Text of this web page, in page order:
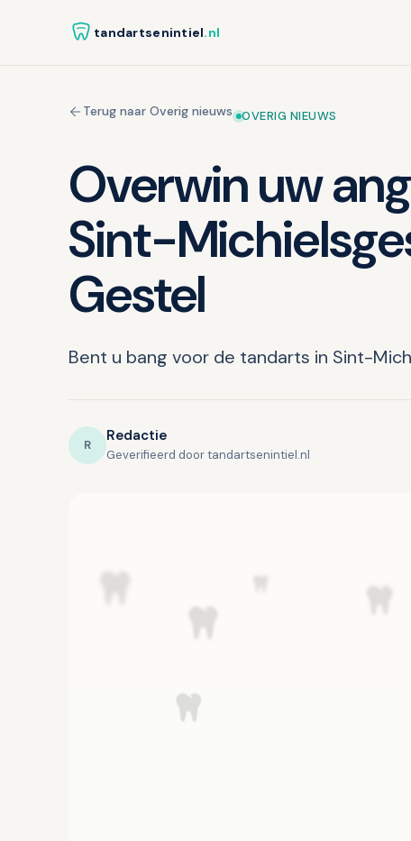
tandartsenintiel.nl
Terug naar Overig nieuws OVERIG NIEUWS
Overwin uw
Sint-
Gestel
Bent u bang voor de tandarts in Sint-
R Redactie
Geverifieerd door tandartsenintiel.nl